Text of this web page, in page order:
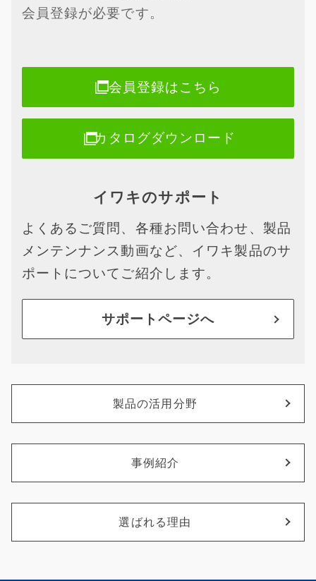
会員登録が必要です。
会員登録はこちら
カタログダウンロード
イワキのサポート
よくあるご質問、各種お問い合わせ、製品
メンテンナンス動画など、イワキ製品のサ
ポートについてご紹介します。
サポートページへ
製品の活用分野
事例紹介
選ばれる理由